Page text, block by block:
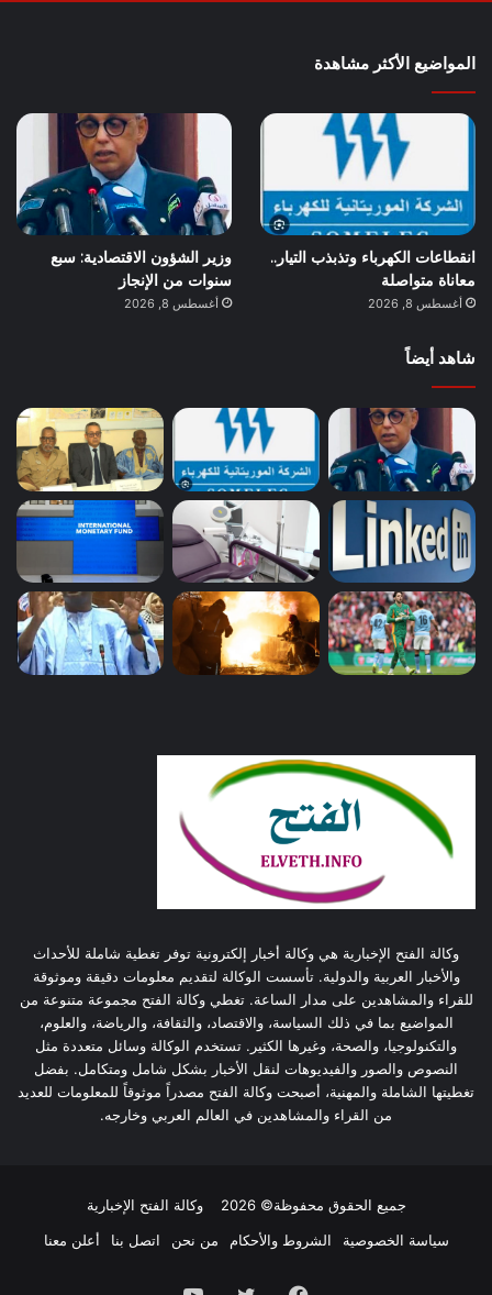
المواضيع الأكثر مشاهدة
انقطاعات الكهرباء وتذبذب التيار..
معاناة متواصلة
أغسطس 8, 2026
وزير الشؤون الاقتصادية: سبع
سنوات من الإنجاز
أغسطس 8, 2026
شاهد أيضاً
وكالة الفتح الإخبارية هي وكالة أخبار إلكترونية توفر تغطية شاملة للأحداث
والأخبار العربية والدولية. تأسست الوكالة لتقديم معلومات دقيقة وموثوقة
للقراء والمشاهدين على مدار الساعة. تغطي وكالة الفتح مجموعة متنوعة من
المواضيع بما في ذلك السياسة، والاقتصاد، والثقافة، والرياضة، والعلوم،
والتكنولوجيا، والصحة، وغيرها الكثير. تستخدم الوكالة وسائل متعددة مثل
النصوص والصور والفيديوهات لنقل الأخبار بشكل شامل ومتكامل. بفضل
تغطيتها الشاملة والمهنية، أصبحت وكالة الفتح مصدراً موثوقاً للمعلومات للعديد
من القراء والمشاهدين في العالم العربي وخارجه.
جميع الحقوق محفوظة© 2026
وكالة الفتح الإخبارية
سياسة الخصوصية
الشروط والأحكام من نحن اتصل بنا أعلن معنا